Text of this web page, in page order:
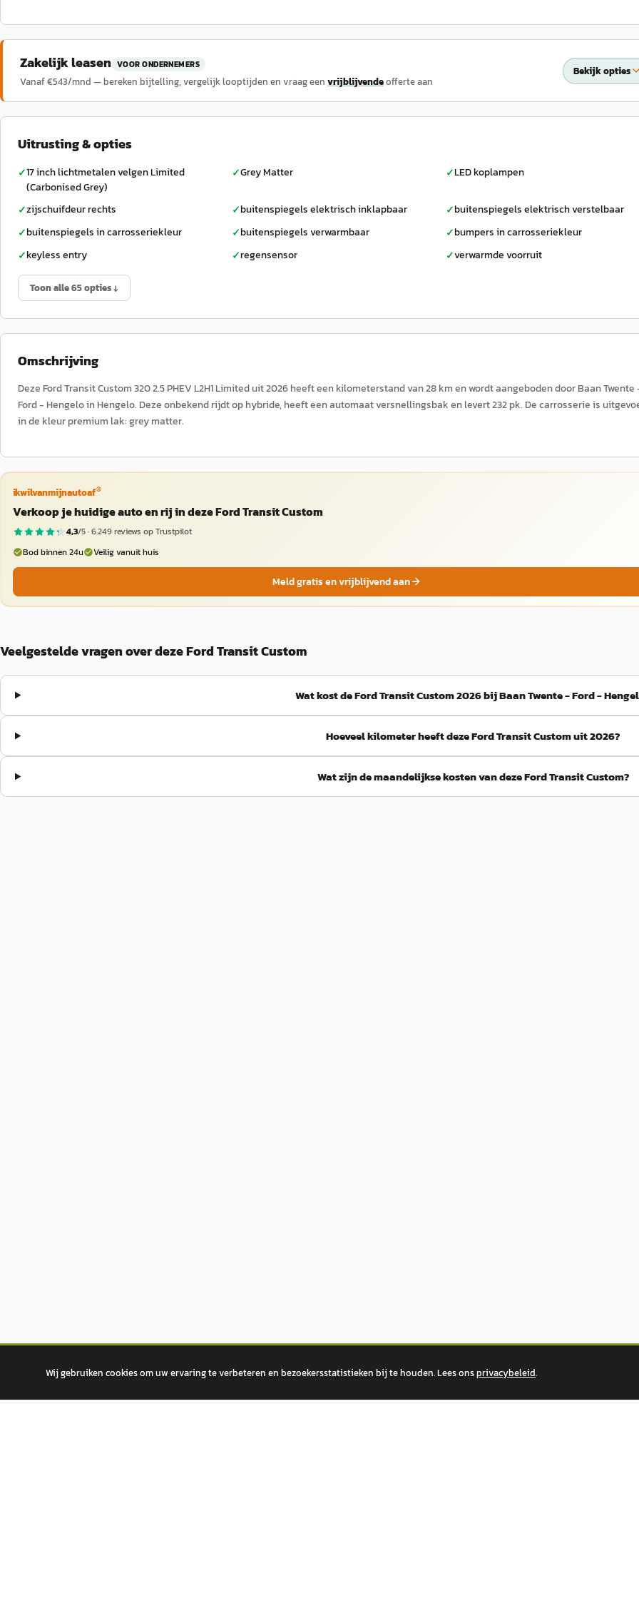
Zakelijk leasen VOOR ONDERNEMERS
Vanaf €543/mnd — bereken bijtelling, vergelijk looptijden en vraag een vrijblijvendeofferte aan
Bekijk opties
Uitrusting & opties
✓17 inch lichtmetalen velgen Limited
(Carbonised Grey)
✓Grey Matter ✓LED koplampen
✓zijschuifdeur rechts ✓buitenspiegels elektrisch inklapbaar ✓buitenspiegels elektrisch verstelbaar
✓buitenspiegels in carrosseriekleur ✓buitenspiegels verwarmbaar ✓bumpers in carrosseriekleur
✓keyless entry ✓regensensor ✓verwarmde voorruit
Toon alle 65 opties ↓
Omschrijving
Deze Ford Transit Custom 320 2.5 PHEV L2H1 Limited uit 2026 heeft een kilometerstand van 28 km en wordt aangeboden door Baan Twente
Ford - Hengelo in Hengelo. Deze onbekend rijdt op hybride, heeft een automaat versnellingsbak en levert 232 pk. De carrosserie is
in de kleur premium lak: grey matter.
ikwilvanmijnautoaf®
Verkoop je huidige auto en rij in deze Ford Transit Custom
4,3/5 ·6.249reviews op Trustpilot
Bod binnen 24u
Veilig vanuit huis
Meld gratis en vrijblijvend aan
Veelgestelde vragen over deze Ford Transit Custom
Wat kost de Ford Transit Custom 2026 bij Baan Twente - Ford -
Hoeveel kilometer heeft deze Ford Transit Custom uit 2026?
Wat zijn de maandelijkse kosten van deze Ford Transit Custom?
Wij gebruiken cookies om uw ervaring te verbeteren en bezoekersstatistieken bij te houden. Lees onsprivacybeleid.